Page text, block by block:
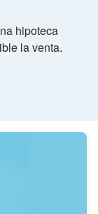
hipoteca
la venta.